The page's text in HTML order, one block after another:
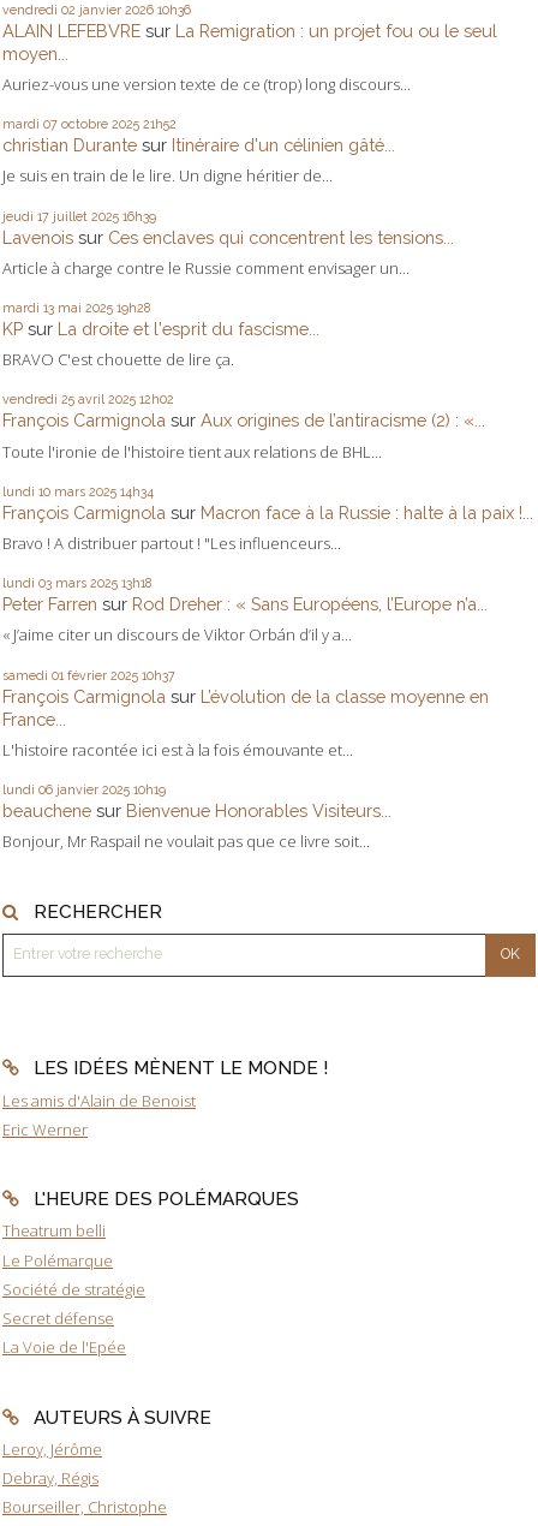
vendredi 02 janvier 2026 10h36
ALAIN LEFEBVRE sur La Remigration : un projet fou ou le seul
moyen...
Auriez-vous une version texte de ce (trop) long discours...
mardi 07 octobre 2025 21h52
christian Durante sur Itinéraire d'un célinien gâté...
Je suis en train de le lire. Un digne héritier de...
jeudi 17 juillet 2025 16h39
Lavenois sur Ces enclaves qui concentrent les tensions...
Article à charge contre le Russie comment envisager un...
mardi 13 mai 2025 19h28
KP sur La droite et l'esprit du fascisme...
BRAVO C'est chouette de lire ça.
vendredi 25 avril 2025 12h02
François Carmignola sur Aux origines de l’antiracisme (2) : «...
Toute l'ironie de l'histoire tient aux relations de BHL...
lundi 10 mars 2025 14h34
François Carmignola sur Macron face à la Russie : halte à la paix !...
Bravo ! A distribuer partout ! "Les influenceurs...
lundi 03 mars 2025 13h18
Peter Farren sur Rod Dreher : « Sans Européens, l’Europe n’a...
« J’aime citer un discours de Viktor Orbán d’il y a...
samedi 01 février 2025 10h37
François Carmignola sur L’évolution de la classe moyenne en
France...
L'histoire racontée ici est à la fois émouvante et...
lundi 06 janvier 2025 10h19
beauchene sur Bienvenue Honorables Visiteurs...
Bonjour, Mr Raspail ne voulait pas que ce livre soit...
RECHERCHER
LES IDÉES MÈNENT LE MONDE !
Les amis d'Alain de Benoist
Eric Werner
L'HEURE DES POLÉMARQUES
Theatrum belli
Le Polémarque
Société de stratégie
Secret défense
La Voie de l'Epée
AUTEURS À SUIVRE
Leroy, Jérôme
Debray, Régis
Bourseiller, Christophe